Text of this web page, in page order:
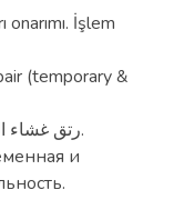
onarımı. İşlem
(temporary &
رتق غشاء البكارة بطرق دائمة أو مؤقتة وبسرية تامة.
и